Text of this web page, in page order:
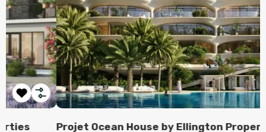
Projet Ocean House by Ellington Properties